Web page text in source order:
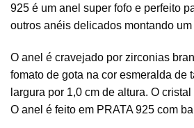
925 é um anel super fofo e perfeito
outros anéis delicados montando
O anel é cravejado por zirconias
fomato de gota na cor esmeralda de
largura por 1,0 cm de altura. O
O anel é feito em PRATA 925 com